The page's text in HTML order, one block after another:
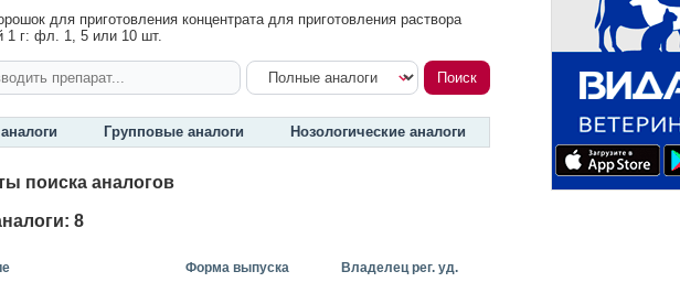
для приготовления концентрата для приготовления раствора
1 г: фл. 1, 5 или 10 шт.
Групповые аналоги Нозологические аналоги
поиска аналогов
8
Форма выпуска Владелец рег. уд.